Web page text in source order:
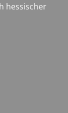
hessischer